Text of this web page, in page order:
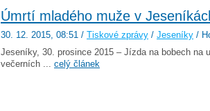
Úmrtí mladého muže v
30. 12. 2015, 08:51 / Tiskové zprávy / Jeseníky /
Jeseníky, 30. prosince 2015 – Jízda na bobech na
večerních ... celý článek